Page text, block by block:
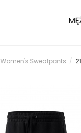
Women's Sweatpants